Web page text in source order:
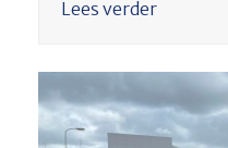
Lees verder